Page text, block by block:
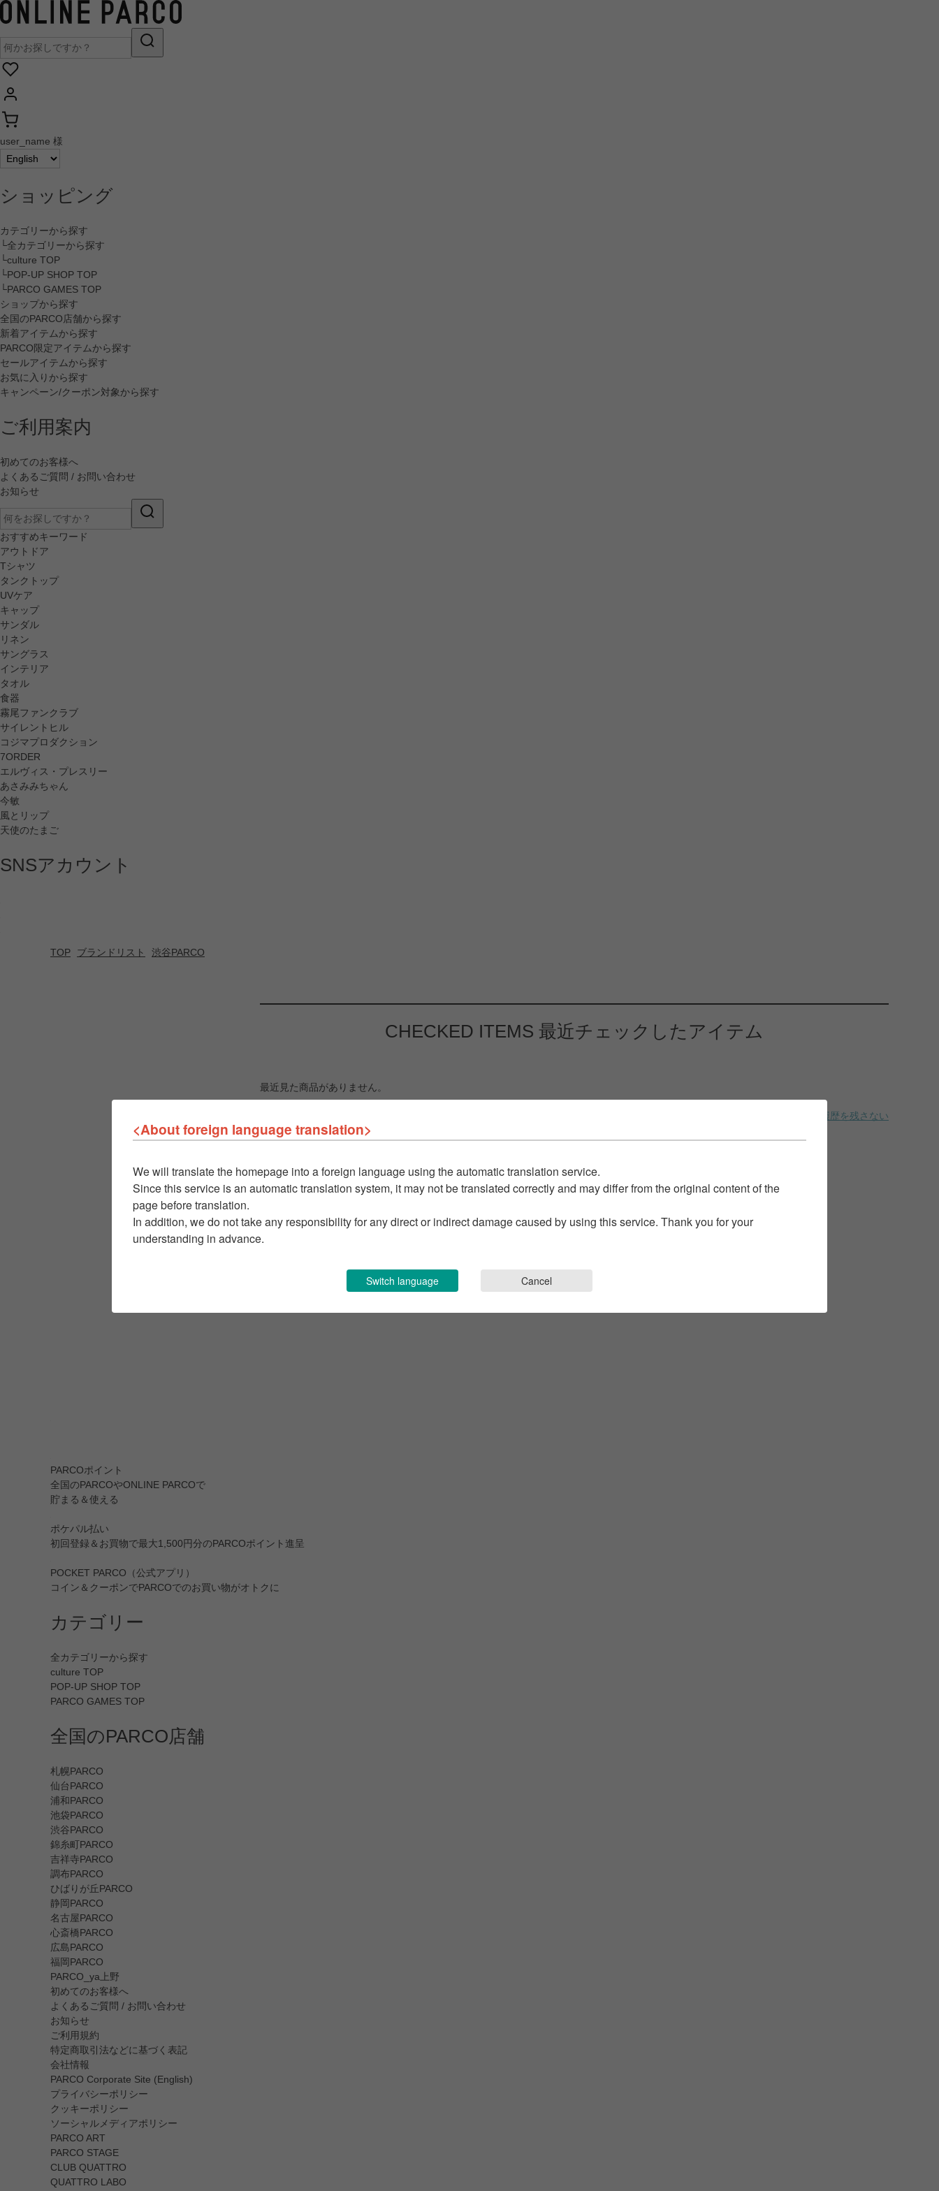
user_name 様
ショッピング
カテゴリーから探す
└全カテゴリーから探す
└culture TOP
└POP-UP SHOP TOP
└PARCO GAMES TOP
ショップから探す
全国のPARCO店舗から探す
新着アイテムから探す
PARCO限定アイテムから探す
セールアイテムから探す
お気に入りから探す
キャンペーン/クーポン対象から探す
ご利用案内
初めてのお客様へ
よくあるご質問 / お問い合わせ
お知らせ
おすすめキーワード
アウトドア
Tシャツ
タンクトップ
UVケア
キャップ
サンダル
リネン
サングラス
インテリア
タオル
食器
霧尾ファンクラブ
サイレントヒル
コジマプロダクション
7ORDER
エルヴィス・プレスリー
あさみみちゃん
今敏
風とリップ
天使のたまご
SNSアカウント
TOP ブランドリスト 渋谷PARCO
CHECKED ITEMS 最近チェックしたアイテム
最近見た商品がありません。
履歴を残さない
PARCOポイント
全国のPARCOやONLINE PARCOで
貯まる＆使える
ポケパル払い
初回登録＆お買物で最大1,500円分のPARCOポイント進呈
POCKET PARCO（公式アプリ）
コイン＆クーポンでPARCOでのお買い物がオトクに
カテゴリー
全カテゴリーから探す
culture TOP
POP-UP SHOP TOP
PARCO GAMES TOP
全国のPARCO店舗
札幌PARCO
仙台PARCO
浦和PARCO
池袋PARCO
渋谷PARCO
錦糸町PARCO
吉祥寺PARCO
調布PARCO
ひばりが丘PARCO
静岡PARCO
名古屋PARCO
心斎橋PARCO
広島PARCO
福岡PARCO
PARCO_ya上野
初めてのお客様へ
よくあるご質問 / お問い合わせ
お知らせ
ご利用規約
特定商取引法などに基づく表記
会社情報
PARCO Corporate Site (English)
プライバシーポリシー
クッキーポリシー
ソーシャルメディアポリシー
PARCO ART
PARCO STAGE
CLUB QUATTRO
QUATTRO LABO
<About foreign language translation>
We will translate the homepage into a foreign language using the automatic translation service.
Since this service is an automatic translation system, it may not be translated correctly and may differ from the original content of the
page before translation.
In addition, we do not take any responsibility for any direct or indirect damage caused by using this service. Thank you for your
understanding in advance.
Switch language Cancel